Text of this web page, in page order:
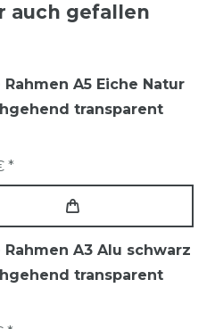
auch gefallen
Rahmen A5 Eiche Natur
transparent
*
Rahmen A3 Alu schwarz
transparent